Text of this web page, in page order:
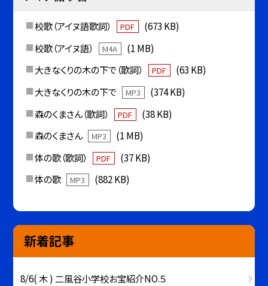
校歌（アイヌ語歌詞） PDF
(673 KB)
校歌（アイヌ語）
M4A
(1 MB)
大きなくりの木の下で（歌詞）
PDF
(63 KB)
大きなくりの木の下で
MP3
(374 KB)
森のくまさん（歌詞）
PDF
(38 KB)
森のくまさん
MP3
(1 MB)
体の歌（歌詞）
PDF
(37 KB)
体の歌
MP3 (882 KB)
新着記事
8/6( 木 ) 二風谷小学校お宝紹介NO.５